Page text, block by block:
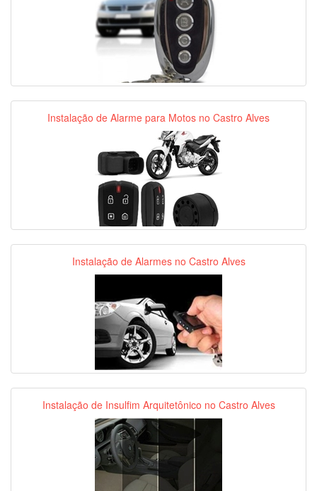
Instalação de Alarme para Motos no Castro Alves
Instalação de Alarmes no Castro Alves
Instalação de Insulfim Arquitetônico no Castro Alves